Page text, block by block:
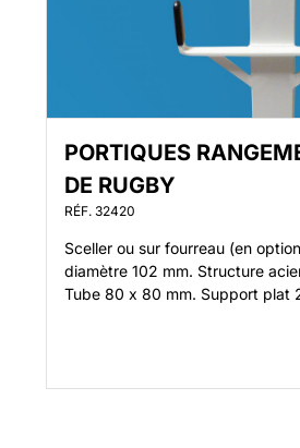
PORTIQUES
DE RUGBY
RÉF. 32420
Sceller ou sur fourreau (en
diamètre 102 mm. Structure
Tube 80 x 80 mm. Support plat